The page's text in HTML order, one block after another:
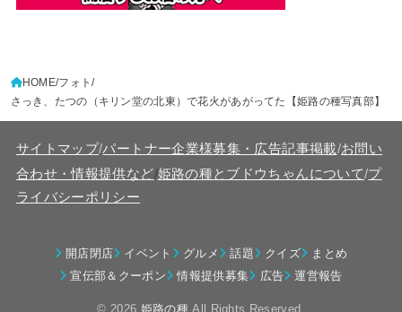
HOME フォト
さっき、たつの（キリン堂の北東）で花火があがってた【姫路の種写真部】
サイトマップ/パートナー企業様募集・広告記事掲載/お問い
合わせ・情報提供など/姫路の種とブドウちゃんについて/プ
ライバシーポリシー
開店閉店 イベント グルメ 話題 クイズ
まとめ
宣伝部＆クーポン
情報提供募集 広告 運営報告
© 2026 姫路の種All Rights Reserved.